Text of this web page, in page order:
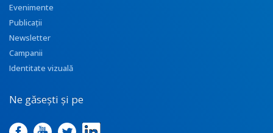
Evenimente
Publicații
Newsletter
Campanii
Identitate vizuală
Ne găsești și pe